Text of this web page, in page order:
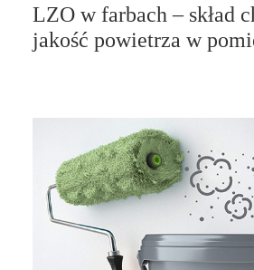
LZO w farbach – skład
jakość powietrza w